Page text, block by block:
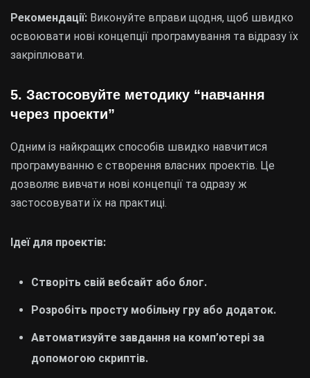
Рекомендації: Виконуйте вправи щодня, щоб швидко
освоювати нові концепції програмування та відразу їх
закріплювати.
5. Застосовуйте методику “навчання
через проекти”
Одним із найкращих способів швидко навчитися
програмуванню є створення власних проектів. Це
дозволяє вивчати нові концепції та одразу ж
застосовувати їх на практиці.
Ідеї для проектів:
Створіть свій вебсайт або блог.
Розробіть просту мобільну гру або додаток.
Автоматизуйте завдання на комп’ютері за
допомогою скриптів.